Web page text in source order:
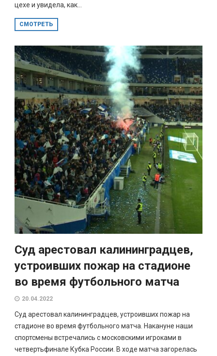
цехе и увидела, как...
СМОТРЕТЬ
Суд арестовал калининградцев,
устроивших пожар на стадионе
во время футбольного матча
20.04.2022
Суд арестовал калининградцев, устроивших пожар на
стадионе во время футбольного матча. Накануне наши
спортсмены встречались с московскими игроками в
четвертьфинале Кубка России. В ходе матча загорелась